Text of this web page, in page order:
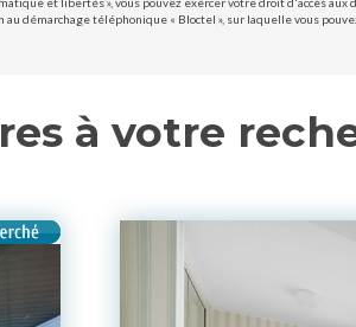
et libertés », vous pouvez exercer votre droit d'accès
démarchage téléphonique « Bloctel », sur laquelle vous
à votre